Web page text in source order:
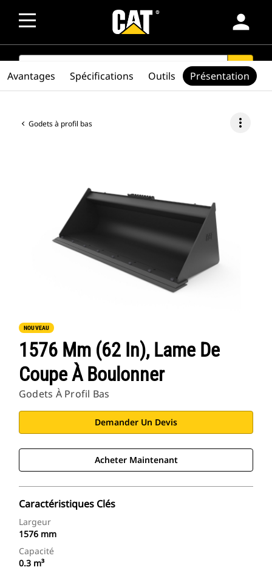
person
SEARCH search
Godets à profil bas more_vert
NOUVEAU
1576 Mm (62 In), Lame De
Coupe À Boulonner
Godets À Profil Bas
Demander Un Devis
Acheter Maintenant
Caractéristiques Clés
Largeur
1576 mm
Capacité
0.3 m³
Avantages Spécifications Outils Présentation